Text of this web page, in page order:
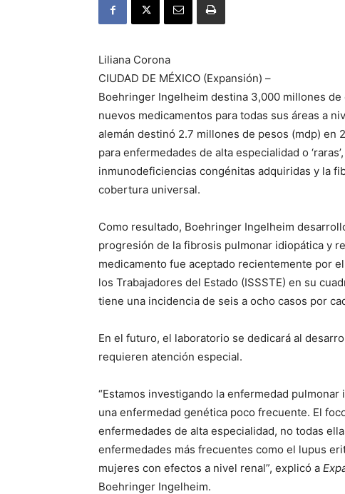
Liliana Corona
CIUDAD DE MÉXICO (Expansión) –
Boehringer Ingelheim destina 3,000 millones
nuevos medicamentos para todas sus áreas a
alemán destinó 2.7 millones de pesos (mdp) en
para enfermedades de alta especialidad o
inmunodeficiencias congénitas adquiridas y la
cobertura universal.
Como resultado, Boehringer Ingelheim
progresión de la fibrosis pulmonar idiopática y
medicamento fue aceptado recientemente por
los Trabajadores del Estado (ISSSTE) en su
tiene una incidencia de seis a ocho casos por
En el futuro, el laboratorio se dedicará al
requieren atención especial.
“Estamos investigando la enfermedad
una enfermedad genética poco frecuente. El
enfermedades de alta especialidad, no todas
enfermedades más frecuentes como el lupus
mujeres con efectos a nivel renal”, explicó a
Boehringer Ingelheim.